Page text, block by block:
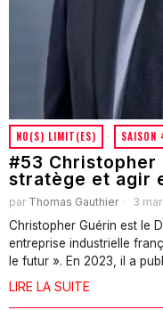
NO(S) LIMIT(ES) · SAISON
#53 Christopher
stratège et agir
par Thomas Gauthier 3
Christopher Guérin est le
entreprise industrielle
le futur ». En 2023, il a
LIRE LA SUITE